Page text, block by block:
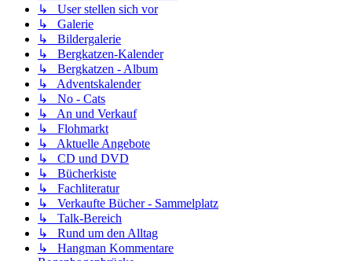
↳ User stellen sich vor
↳ Galerie
↳ Bildergalerie
↳ Bergkatzen-Kalender
↳ Bergkatzen - Album
↳ Adventskalender
↳ No - Cats
↳ An und Verkauf
↳ Flohmarkt
↳ Aktuelle Angebote
↳ CD und DVD
↳ Bücherkiste
↳ Fachliteratur
↳ Verkaufte Bücher - Sammelplatz
↳ Talk-Bereich
↳ Rund um den Alltag
↳ Hangman Kommentare